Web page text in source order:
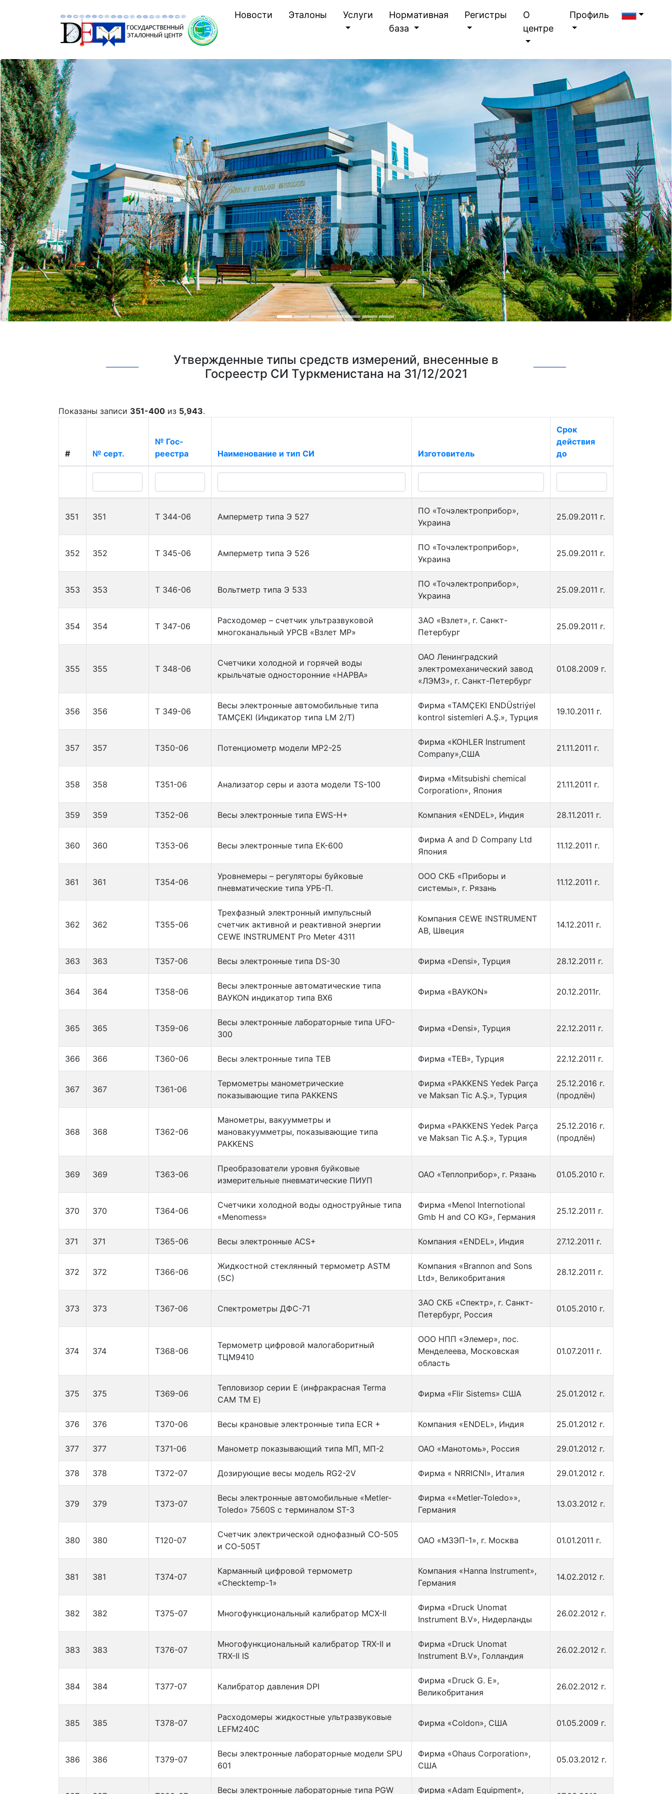
Новости (current)
Эталоны Услуги
Нормативная
база
Регистры
О
центре
Профиль
Утвержденные типы средств измерений, внесенные в
Госреестр СИ Туркменистана на 31/12/2021
Показаны записи 351-400 из 5,943.
# № серт.
№ Гос-
реестра
Наименование и тип СИ Изготовитель
Срок
действия
до
351 351 Т 344-06 Амперметр типа Э 527
ПО «Точэлектроприбор»,
Украина
25.09.2011 г.
352 352 Т 345-06 Амперметр типа Э 526
ПО «Точэлектроприбор»,
Украина
25.09.2011 г.
353 353 Т 346-06 Вольтметр типа Э 533
ПО «Точэлектроприбор»,
Украина
25.09.2011 г.
354 354 Т 347-06
Расходомер – счетчик ультразвуковой
многоканальный УРСВ «Взлет МР»
ЗАО «Взлет», г. Санкт-
Петербург
25.09.2011 г.
355 355 Т 348-06
Счетчики холодной и горячей воды
крыльчатые односторонние «НАРВА»
ОАО Ленинградский
электромеханический завод
«ЛЭМЗ», г. Санкт-Петербург
01.08.2009 г.
356 356 Т 349-06
Весы электронные автомобильные типа
TAMÇEKI (Индикатор типа LM 2/T)
Фирма «TAMÇEKI ENDÜstriýel
kontrol sistemleri A.Ş.», Турция
19.10.2011 г.
357 357 Т350-06 Потенциометр модели МР2-25
Фирма «KOHLER Instrument
Company»,США
21.11.2011 г.
358 358 Т351-06 Анализатор серы и азота модели TS-100
Фирма «Mitsubishi chemical
Corporation», Япония
21.11.2011 г.
359 359 Т352-06 Весы электронные типа EWS-H+ Компания «ENDEL», Индия 28.11.2011 г.
360 360 Т353-06 Весы электронные типа EК-600
Фирма А and D Company Ltd
Япония
11.12.2011 г.
361 361 Т354-06
Уровнемеры – регуляторы буйковые
пневматические типа УРБ-П.
ООО СКБ «Приборы и
системы», г. Рязань
11.12.2011 г.
362 362 Т355-06
Трехфазный электронный импульсный
счетчик активной и реактивной энергии
CEWE INSTRUMENT Pro Meter 4311
Компания CEWE INSTRUMENT
АВ, Швеция
14.12.2011 г.
363 363 Т357-06 Весы электронные типа DS-30 Фирма «Densi», Турция 28.12.2011 г.
364 364 Т358-06
Весы электронные автоматические типа
ВАУКОN индикатор типа ВХ6
Фирма «ВАУКОN» 20.12.2011г.
365 365 Т359-06
Весы электронные лабораторные типа UFO-
300
Фирма «Densi», Турция 22.12.2011 г.
366 366 Т360-06 Весы электронные типа ТЕВ Фирма «ТЕВ», Турция 22.12.2011 г.
367 367 Т361-06
Термометры манометрические
показывающие типа PAKKENS
Фирма «PAKKENS Yedek Parça
ve Maksan Tic A.Ş.», Турция
25.12.2016 г.
(продлён)
368 368 Т362-06
Манометры, вакуумметры и
мановакуумметры, показывающие типа
PAKKENS
Фирма «PAKKENS Yedek Parça
ve Maksan Tic A.Ş.», Турция
25.12.2016 г.
(продлён)
369 369 Т363-06
Преобразователи уровня буйковые
измерительные пневматические ПИУП
ОАО «Теплоприбор», г. Рязань 01.05.2010 г.
370 370 Т364-06
Счетчики холодной воды одноструйные типа
«Menomess»
Фирма «Menol Internotional
Gmb H and CO KG», Германия
25.12.2011 г.
371 371 Т365-06 Весы электронные ACS+ Компания «ENDEL», Индия 27.12.2011 г.
372 372 Т366-06
Жидкостной стеклянный термометр ASTM
(5C)
Компания «Brannon and Sons
Ltd», Великобритания
28.12.2011 г.
373 373 Т367-06 Спектрометры ДФС-71
ЗАО СКБ «Спектр», г. Санкт-
Петербург, Россия
01.05.2010 г.
374 374 Т368-06
Термометр цифровой малогаборитный
ТЦМ9410
ООО НПП «Элемер», пос.
Менделеева, Московская
область
01.07.2011 г.
375 375 Т369-06
Тепловизор серии Е (инфракрасная Terma
CAM TM E)
Фирма «Flir Sistems» США 25.01.2012 г.
376 376 Т370-06 Весы крановые электронные типа ECR + Компания «ENDEL», Индия 25.01.2012 г.
377 377 Т371-06 Манометр показывающий типа МП, МП-2 ОАО «Манотомь», Россия 29.01.2012 г.
378 378 Т372-07 Дозирующие весы модель RG2-2V Фирма « NRRICNI», Италия 29.01.2012 г.
379 379 Т373-07
Весы электронные автомобильные «Metler-
Toledo» 7560S с терминалом ST-3
Фирма ««Metler-Toledo»»,
Германия
13.03.2012 г.
380 380 Т120-07
Счетчик электрической однофазный СО-505
и СО-505Т
ОАО «МЗЭП-1», г. Москва 01.01.2011 г.
381 381 Т374-07
Карманный цифровой термометр
«Checktemp-1»
Компания «Hanna Instrument»,
Германия
14.02.2012 г.
382 382 Т375-07 Многофункциональный калибратор МСХ-II
Фирма «Druck Unomat
Instrument B.V», Нидерланды
26.02.2012 г.
383 383 Т376-07
Многофункциональный калибратор TRX-II и
TRX-II IS
Фирма «Druck Unomat
Instrument B.V», Голландия
26.02.2012 г.
384 384 Т377-07 Калибратор давления DPI
Фирма «Druck G. E»,
Великобритания
26.02.2012 г.
385 385 Т378-07
Расходомеры жидкостные ультразвуковые
LEFM240C
Фирма «Coldon», США 01.05.2009 г.
386 386 Т379-07
Весы электронные лабораторные модели SPU
601
Фирма «Ohaus Corporation»,
США
05.03.2012 г.
Весы электронные лабораторные типа PGW Фирма «Adam Eguipment»,